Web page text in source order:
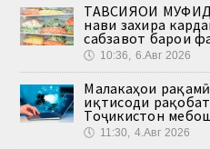
ТАВСИЯҲОИ
нави захира
сабзавот барои
🕔 10:36, 6.Авг 2026
Малакаҳои
иқтисоди
Тоҷикистон
🕔 11:30, 4.Авг 2026